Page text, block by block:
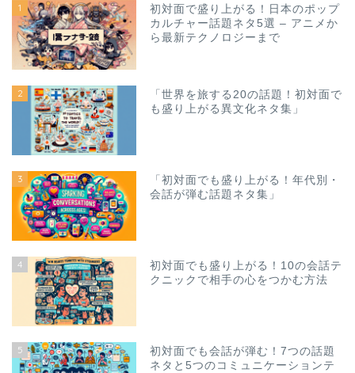
1
初対面で盛り上がる！日本のポップ
カルチャー話題ネタ5選 – アニメか
ら最新テクノロジーまで
2
「世界を旅する20の話題！初対面で
も盛り上がる異文化ネタ集」
3
「初対面でも盛り上がる！年代別・
会話が弾む話題ネタ集」
4
初対面でも盛り上がる！10の会話テ
クニックで相手の心をつかむ方法
5
初対面でも会話が弾む！7つの話題
ネタと5つのコミュニケーションテ